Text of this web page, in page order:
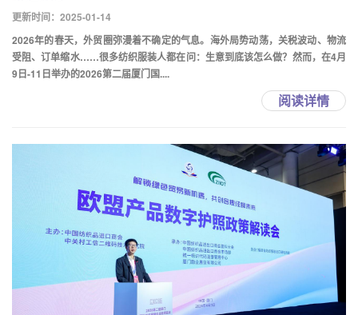
更新时间：2025-01-14
2026年的春天，外贸圈弥漫着不确定的气息。海外局势动荡，关税波动、物流
受阻、订单缩水……很多纺织服装人都在问：生意到底该怎么做？然而，在4月
9日-11日举办的2026第二届厦门国....
阅读详情